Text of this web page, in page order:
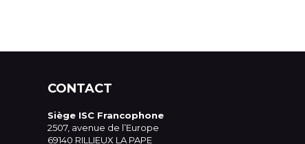
CONTACT
Siège ISC Francophone
2507, avenue de l’Europe
69140 RILLIEUX LA PAPE